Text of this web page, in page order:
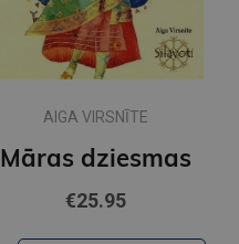
AIGA VIRSNĪTE
Māras dziesmas
€25.95